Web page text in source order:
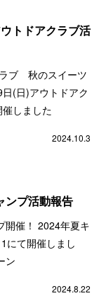
トドアクラブ活
ブ 秋のスイーツ
(日)アウトドアク
しました
2024.10.3
プ活動報告
開催！ 2024年夏キ
にて開催しまし
ン
2024.8.22